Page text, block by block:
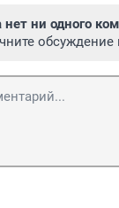
нет ни одного